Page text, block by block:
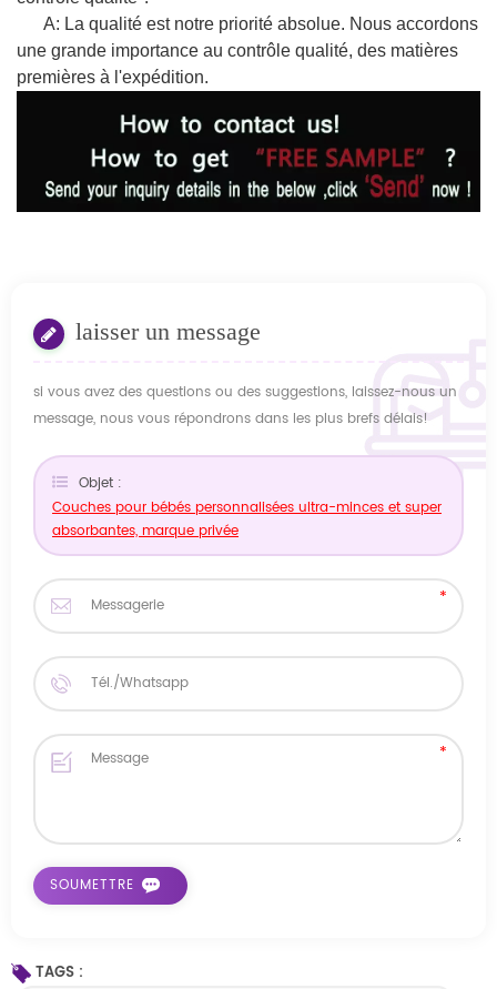
A: La qualité est notre priorité absolue. Nous accordons
une grande importance au contrôle qualité, des matières
premières à l'expédition.
laisser un message
si vous avez des questions ou des suggestions, laissez-nous un
message, nous vous répondrons dans les plus brefs délais!
Objet :
Couches pour bébés personnalisées ultra-minces et super
absorbantes, marque privée
TAGS :